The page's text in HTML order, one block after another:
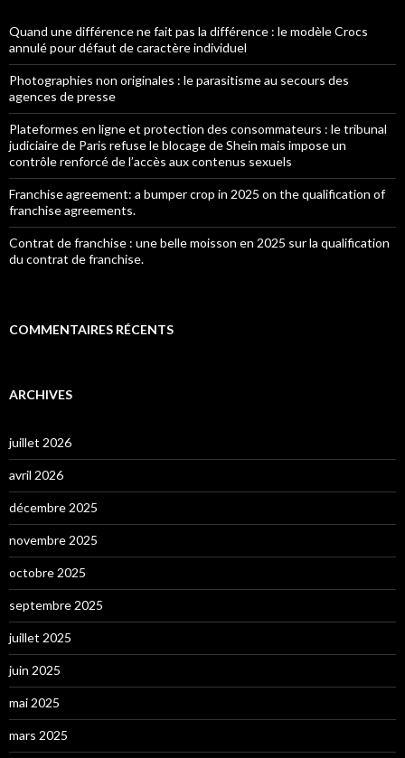
Quand une différence ne fait pas la différence : le modèle Crocs
annulé pour défaut de caractère individuel
Photographies non originales : le parasitisme au secours des
agences de presse
Plateformes en ligne et protection des consommateurs : le tribunal
judiciaire de Paris refuse le blocage de Shein mais impose un
contrôle renforcé de l’accès aux contenus sexuels
Franchise agreement: a bumper crop in 2025 on the qualification of
franchise agreements.
Contrat de franchise : une belle moisson en 2025 sur la qualification
du contrat de franchise.
COMMENTAIRES RÉCENTS
ARCHIVES
juillet 2026
avril 2026
décembre 2025
novembre 2025
octobre 2025
septembre 2025
juillet 2025
juin 2025
mai 2025
mars 2025